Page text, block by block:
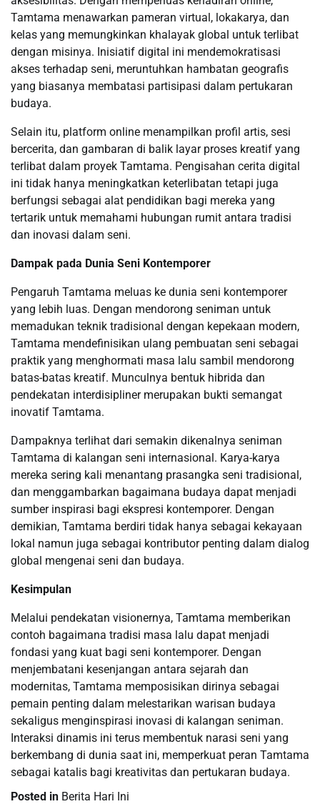
Tamtama menawarkan pameran virtual, lokakarya, dan
kelas yang memungkinkan khalayak global untuk terlibat
dengan misinya. Inisiatif digital ini mendemokratisasi
akses terhadap seni, meruntuhkan hambatan geografis
yang biasanya membatasi partisipasi dalam pertukaran
budaya.
Selain itu, platform online menampilkan profil artis, sesi
bercerita, dan gambaran di balik layar proses kreatif yang
terlibat dalam proyek Tamtama. Pengisahan cerita digital
ini tidak hanya meningkatkan keterlibatan tetapi juga
berfungsi sebagai alat pendidikan bagi mereka yang
tertarik untuk memahami hubungan rumit antara tradisi
dan inovasi dalam seni.
Dampak pada Dunia Seni Kontemporer
Pengaruh Tamtama meluas ke dunia seni kontemporer
yang lebih luas. Dengan mendorong seniman untuk
memadukan teknik tradisional dengan kepekaan modern,
Tamtama mendefinisikan ulang pembuatan seni sebagai
praktik yang menghormati masa lalu sambil mendorong
batas-batas kreatif. Munculnya bentuk hibrida dan
pendekatan interdisipliner merupakan bukti semangat
inovatif Tamtama.
Dampaknya terlihat dari semakin dikenalnya seniman
Tamtama di kalangan seni internasional. Karya-karya
mereka sering kali menantang prasangka seni tradisional,
dan menggambarkan bagaimana budaya dapat menjadi
sumber inspirasi bagi ekspresi kontemporer. Dengan
demikian, Tamtama berdiri tidak hanya sebagai kekayaan
lokal namun juga sebagai kontributor penting dalam dialog
global mengenai seni dan budaya.
Kesimpulan
Melalui pendekatan visionernya, Tamtama memberikan
contoh bagaimana tradisi masa lalu dapat menjadi
fondasi yang kuat bagi seni kontemporer. Dengan
menjembatani kesenjangan antara sejarah dan
modernitas, Tamtama memposisikan dirinya sebagai
pemain penting dalam melestarikan warisan budaya
sekaligus menginspirasi inovasi di kalangan seniman.
Interaksi dinamis ini terus membentuk narasi seni yang
berkembang di dunia saat ini, memperkuat peran Tamtama
sebagai katalis bagi kreativitas dan pertukaran budaya.
Posted in Berita Hari Ini